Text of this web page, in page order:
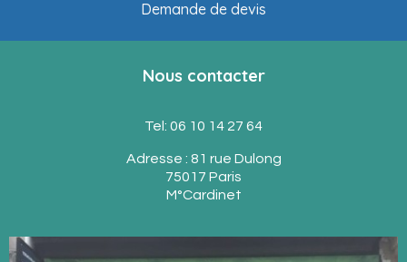
Demande de devis
Nous contacter
Tel: 06 10 14 27 64
Adresse : 81 rue Dulong
75017 Paris
M°Cardinet